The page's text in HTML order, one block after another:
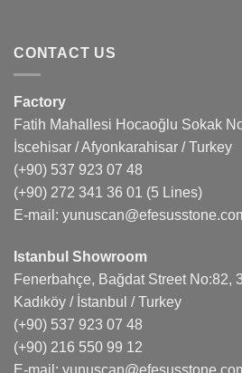
CONTACT US
Factory
Fatih Mahallesi Hocaoğlu Sokak
İscehisar / Afyonkarahisar / Turkey
(+90) 537 923 07 48
(+90) 272 341 36 01 (5 Lines)
E-mail:
Istanbul Showroom
Fenerbahçe, Bağdat Street No:82,
Kadıköy / İstanbul / Turkey
(+90) 537 923 07 48
(+90) 216 550 99 12
E-mail: